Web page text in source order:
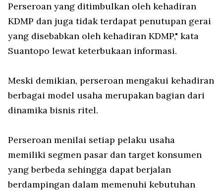
Perseroan yang ditimbulkan oleh kehadiran
KDMP dan juga tidak terdapat penutupan gerai
yang disebabkan oleh kehadiran KDMP," kata
Suantopo lewat keterbukaan informasi.
Meski demikian, perseroan mengakui kehadiran
berbagai model usaha merupakan bagian dari
dinamika bisnis ritel.
Perseroan menilai setiap pelaku usaha
memiliki segmen pasar dan target konsumen
yang berbeda sehingga dapat berjalan
berdampingan dalam memenuhi kebutuhan